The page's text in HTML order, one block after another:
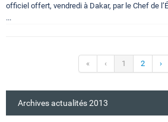
officiel offert, vendredi à Dakar, par le Chef de
...
« ‹ 1 2 ›
Archives actualités 2013